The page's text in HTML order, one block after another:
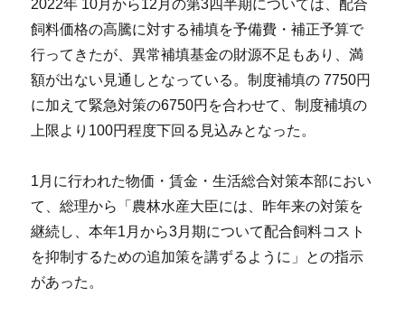
2022年 10月から12月の第3四半期については、配合
飼料価格の高騰に対する補填を予備費・補正予算で
行ってきたが、異常補填基金の財源不足もあり、満
額が出ない見通しとなっている。制度補填の 7750円
に加えて緊急対策の6750円を合わせて、制度補填の
上限より100円程度下回る見込みとなった。
1月に行われた物価・賃金・生活総合対策本部におい
て、総理から「農林水産大臣には、昨年来の対策を
継続し、本年1月から3月期について配合飼料コスト
を抑制するための追加策を講ずるように」との指示
があった。